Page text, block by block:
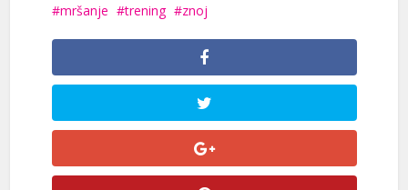
mršanje trening znoj